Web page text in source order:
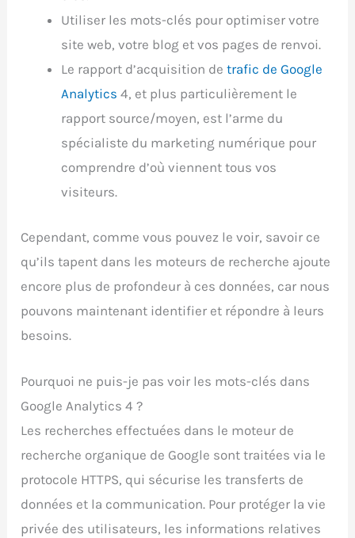
Utiliser les mots-clés pour optimiser votre
site web, votre blog et vos pages de renvoi.
Le rapport d’acquisition detrafic de Google
Analytics 4, et plus particulièrement le
rapport source/moyen, est l’arme du
spécialiste du marketing numérique pour
comprendre d’où viennent tous vos
visiteurs.
Cependant, comme vous pouvez le voir, savoir ce
qu’ils tapent dans les moteurs de recherche ajoute
encore plus de profondeur à ces données, car nous
pouvons maintenant identifier et répondre à leurs
besoins.
Pourquoi ne puis-je pas voir les mots-clés dans
Google Analytics 4 ?
Les recherches effectuées dans le moteur de
recherche organique de Google sont traitées via le
protocole HTTPS, qui sécurise les transferts de
données et la communication. Pour protéger la vie
privée des utilisateurs, les informations relatives